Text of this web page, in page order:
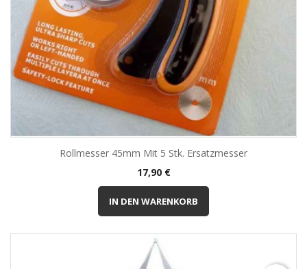
Rollmesser 45mm Mit 5 Stk. Ersatzmesser
Preis
17,90 €
IN DEN WARENKORB